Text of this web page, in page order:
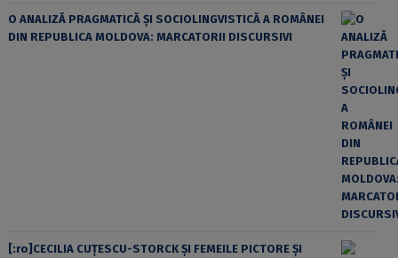
O ANALIZĂ PRAGMATICĂ ȘI SOCIOLINGVISTICĂ A ROMÂNEI
DIN REPUBLICA MOLDOVA: MARCATORII DISCURSIVI
[:ro]CECILIA CUŢESCU-STORCK ŞI FEMEILE PICTORE ŞI